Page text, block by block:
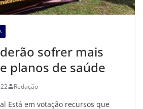
sofrer mais
planos de saúde
Redação
Está em votação recursos que